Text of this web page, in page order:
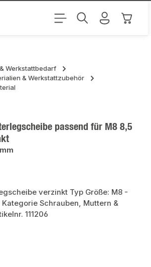
Werkstattbedarf
& Werkstattzubehör
passend für M8 8,5